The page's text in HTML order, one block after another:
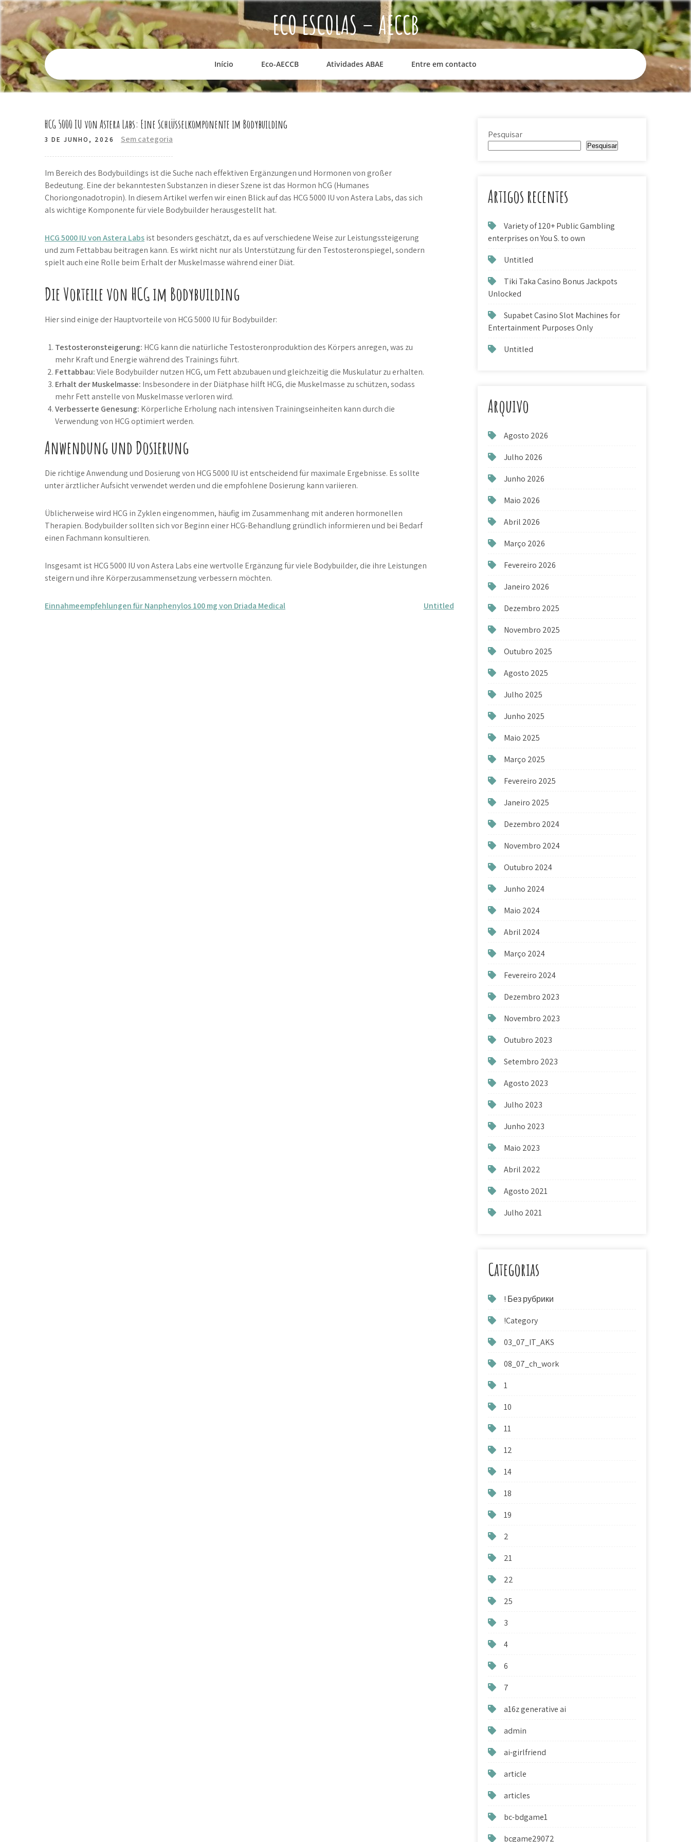
Skip
ECO ESCOLAS – AECCB
Início Eco-AECCB Atividades ABAE Entre em contacto
HCG 5000 IU von Astera Labs: Eine Schlüsselkomponente im Bodybuilding
3 DE JUNHO, 2026 Sem categoria
Im Bereich des Bodybuildings ist die Suche nach effektiven Ergänzungen und Hormonen von großer
Bedeutung. Eine der bekanntesten Substanzen in dieser Szene ist das Hormon hCG (Humanes
Choriongonadotropin). In diesem Artikel werfen wir einen Blick auf das HCG 5000 IU von Astera Labs, das sich
als wichtige Komponente für viele Bodybuilder herausgestellt hat.
HCG 5000 IU von Astera Labsist besonders geschätzt, da es auf verschiedene Weise zur Leistungssteigerung
und zum Fettabbau beitragen kann. Es wirkt nicht nur als Unterstützung für den Testosteronspiegel, sondern
spielt auch eine Rolle beim Erhalt der Muskelmasse während einer Diät.
Die Vorteile von HCG im Bodybuilding
Hier sind einige der Hauptvorteile von HCG 5000 IU für Bodybuilder:
Testosteronsteigerung: HCG kann die natürliche Testosteronproduktion des Körpers anregen, was zu
mehr Kraft und Energie während des Trainings führt.
Fettabbau:Viele Bodybuilder nutzen HCG, um Fett abzubauen und gleichzeitig die Muskulatur zu erhalten.
Erhalt der Muskelmasse: Insbesondere in der Diätphase hilft HCG, die Muskelmasse zu schützen, sodass
mehr Fett anstelle von Muskelmasse verloren wird.
Verbesserte Genesung: Körperliche Erholung nach intensiven Trainingseinheiten kann durch die
Verwendung von HCG optimiert werden.
Anwendung und Dosierung
Die richtige Anwendung und Dosierung von HCG 5000 IU ist entscheidend für maximale Ergebnisse. Es sollte
unter ärztlicher Aufsicht verwendet werden und die empfohlene Dosierung kann variieren.
Üblicherweise wird HCG in Zyklen eingenommen, häufig im Zusammenhang mit anderen hormonellen
Therapien. Bodybuilder sollten sich vor Beginn einer HCG-Behandlung gründlich informieren und bei Bedarf
einen Fachmann konsultieren.
Insgesamt ist HCG 5000 IU von Astera Labs eine wertvolle Ergänzung für viele Bodybuilder, die ihre Leistungen
steigern und ihre Körperzusammensetzung verbessern möchten.
Navegação
Einnahmeempfehlungen für Nanphenylos 100 mg von Driada Medical Untitled
Pesquisar
Pesquisar
Artigos recentes
Variety of 120+ Public Gambling
enterprises on You S. to own
Untitled
Tiki Taka Casino Bonus Jackpots
Unlocked
Supabet Casino Slot Machines for
Entertainment Purposes Only
Untitled
Arquivo
Agosto 2026
Julho 2026
Junho 2026
Maio 2026
Abril 2026
Março 2026
Fevereiro 2026
Janeiro 2026
Dezembro 2025
Novembro 2025
Outubro 2025
Agosto 2025
Julho 2025
Junho 2025
Maio 2025
Março 2025
Fevereiro 2025
Janeiro 2025
Dezembro 2024
Novembro 2024
Outubro 2024
Junho 2024
Maio 2024
Abril 2024
Março 2024
Fevereiro 2024
Dezembro 2023
Novembro 2023
Outubro 2023
Setembro 2023
Agosto 2023
Julho 2023
Junho 2023
Maio 2023
Abril 2022
Agosto 2021
Julho 2021
Categorias
! Без рубрики
!Category
03_07_IT_AKS
08_07_ch_work
1
10
11
12
14
18
19
2
21
22
25
3
4
6
7
a16z generative ai
admin
ai-girlfriend
article
articles
bc-bdgame1
bcgame29072